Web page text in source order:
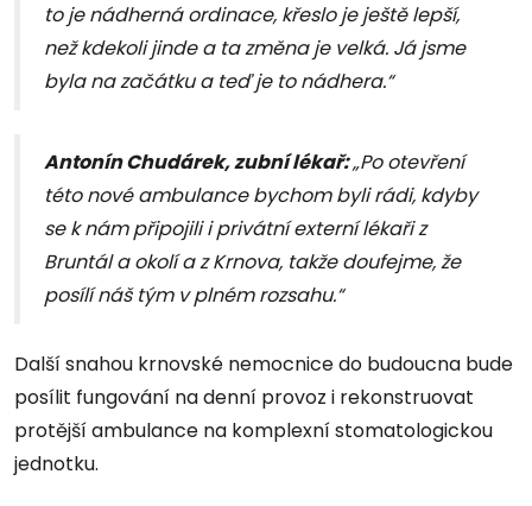
to je nádherná ordinace, křeslo je ještě lepší,
než kdekoli jinde a ta změna je velká. Já jsme
byla na začátku a teď je to nádhera.“
Antonín Chudárek, zubní lékař:„Po otevření
této nové ambulance bychom byli rádi, kdyby
se k nám připojili i privátní externí lékaři z
Bruntál a okolí a z Krnova, takže doufejme, že
posílí náš tým v plném rozsahu.“
Další snahou krnovské nemocnice do budoucna bude
posílit fungování na denní provoz i rekonstruovat
protější ambulance na komplexní stomatologickou
jednotku.